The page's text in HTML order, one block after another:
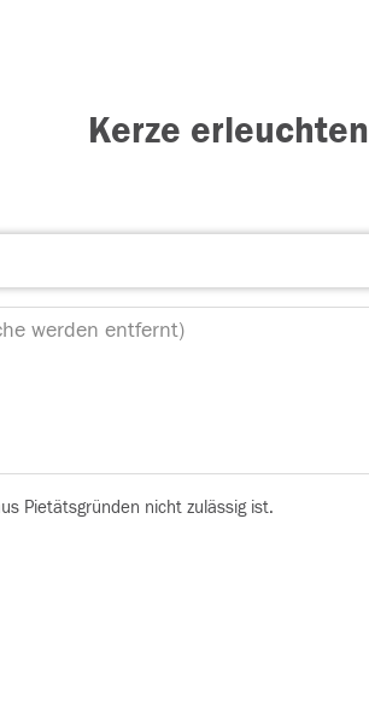
Kerze erleuchten
Pietätsgründen nicht zulässig ist.